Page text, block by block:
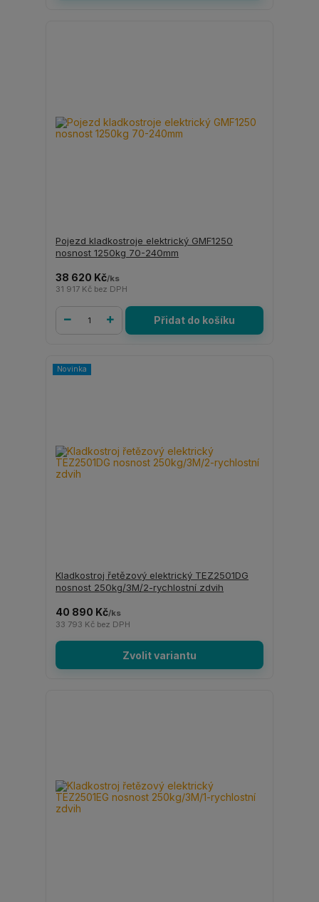
Pojezd kladkostroje elektrický GMF1250
nosnost 1250kg 70-240mm
38 620 Kč/ks
31 917 Kč bez DPH
Přidat do košíku
Novinka
Kladkostroj řetězový elektrický TEZ2501DG
nosnost 250kg/3M/2-rychlostní zdvih
40 890 Kč/ks
33 793 Kč bez DPH
Zvolit variantu